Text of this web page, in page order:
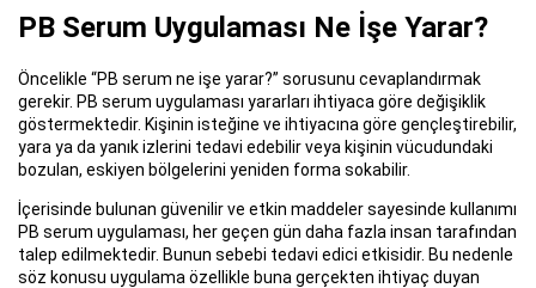
PB Serum Uygulaması Ne İşe Yarar?
Öncelikle “PB serum ne işe yarar?” sorusunu cevaplandırmak
gerekir. PB serum uygulaması yararları ihtiyaca göre değişiklik
göstermektedir. Kişinin isteğine ve ihtiyacına göre gençleştirebilir,
yara ya da yanık izlerini tedavi edebilir veya kişinin vücudundaki
bozulan, eskiyen bölgelerini yeniden forma sokabilir.
İçerisinde bulunan güvenilir ve etkin maddeler sayesinde kullanımı
PB serum uygulaması, her geçen gün daha fazla insan tarafından
talep edilmektedir. Bunun sebebi tedavi edici etkisidir. Bu nedenle
söz konusu uygulama özellikle buna gerçekten ihtiyaç duyan